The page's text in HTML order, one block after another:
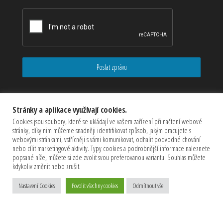
Poslat zprávu
vyhrazena)
Stránky a aplikace využívají cookies.
Cookies jsou soubory, které se ukládají ve vašem zařízení při načtení webové
stránky, díky nim můžeme snadněji identifikovat způsob, jakým pracujete s
webovými stránkami, vstřícněji s vámi komunikovat, odhalit podvodné chování
nebo cílit marketingové aktivity. Typy cookies a podrobnější informace naleznete
popsané níže, můžete si zde zvolit svou preferovanou variantu. Souhlas můžete
kdykoliv změnit nebo zrušit.
Nastavení Cookies Povolit všechny cookies Odmítnout vše